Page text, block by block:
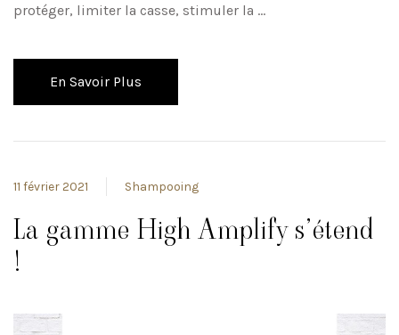
protéger, limiter la casse, stimuler la …
En Savoir Plus
11 février 2021 Shampooing
La gamme High Amplify s’étend
!